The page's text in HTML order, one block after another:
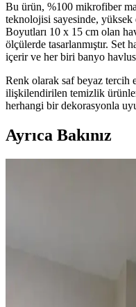
Bu ürün, %100 mikrofiber
teknolojisi sayesinde, yüksek
Boyutları 10 x 15 cm olan
ölçülerde tasarlanmıştır. Set
içerir ve her biri banyo
Renk olarak saf beyaz
ilişkilendirilen temizlik
herhangi bir dekorasyonla
Ayrıca Bakınız
Dekorasyonunda Stil
Habitat mağazalarından
dekorasyon için fırsatlar
oluşturma evin atmosferini
Yapay Çiçeklere
Malzeme Koruma